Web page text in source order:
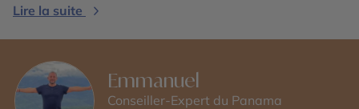
Lire la suite
Emmanuel
Conseiller-Expert du Panama